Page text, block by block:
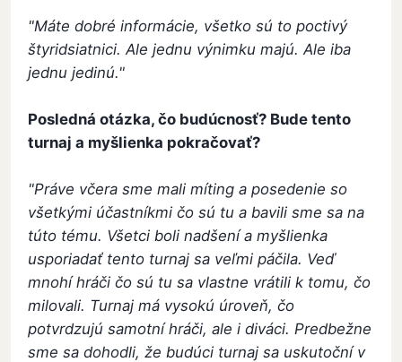
"Máte dobré informácie, všetko sú to poctivý
štyridsiatnici. Ale jednu výnimku majú. Ale iba
jednu jedinú."
Posledná otázka, čo budúcnosť? Bude tento
turnaj a myšlienka pokračovať?
"Práve včera sme mali míting a posedenie so
všetkými účastníkmi čo sú tu a bavili sme sa na
túto tému. Všetci boli nadšení a myšlienka
usporiadať tento turnaj sa veľmi páčila. Veď
mnohí hráči čo sú tu sa vlastne vrátili k tomu, čo
milovali. Turnaj má vysokú úroveň, čo
potvrdzujú samotní hráči, ale i diváci. Predbežne
sme sa dohodli, že budúci turnaj sa uskutoční v